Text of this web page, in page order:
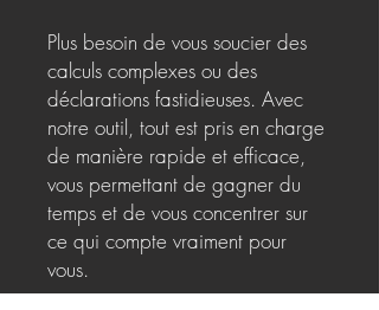
Plus besoin de vous soucier des
calculs complexes ou des
déclarations fastidieuses. Avec
notre outil, tout est pris en charge
de manière rapide et efficace,
vous permettant de gagner du
temps et de vous concentrer sur
ce qui compte vraiment pour
vous.